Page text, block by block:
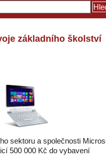
základního školství
sektoru a společnosti
500 000 Kč do vybavení